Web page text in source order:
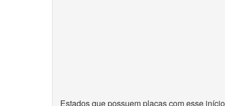
Estados que possuem placas com esse início